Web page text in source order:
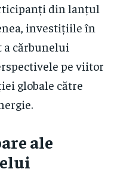
din lanțul
investițiile în
cărbunelui
pe viitor
globale către
ale